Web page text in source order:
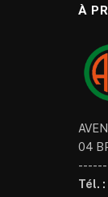
À
04
Tél. :